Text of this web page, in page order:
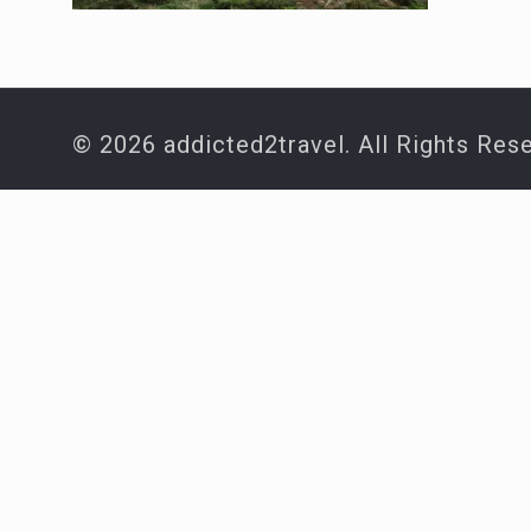
© 2026 addicted2travel. All Rights